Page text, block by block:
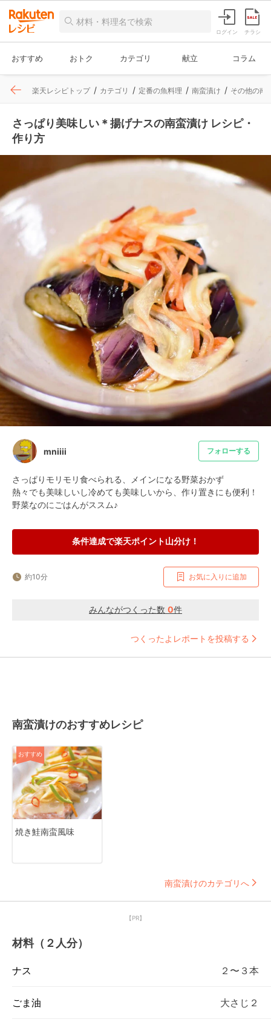
ログイン チラシ
おすすめ おトク カテゴリ 献立 コラム
楽天レシピトップ カテゴリ 定番の魚料理 南蛮漬け その他の南
さっぱり美味しい＊揚げナスの南蛮漬け レシピ・
作り方
mniiii フォローする
さっぱりモリモリ食べられる、メインになる野菜おかず
熱々でも美味しいし冷めても美味しいから、作り置きにも便利！
野菜なのにごはんがススム♪
条件達成で楽天ポイント山分け！
約10分 お気に入りに追加
みんながつくった数 0件
つくったよレポートを投稿する
南蛮漬けのおすすめレシピ
おすすめ
焼き鮭南蛮風味
南蛮漬けのカテゴリへ
【PR】
材料（２人分）
ナス ２〜３本
ごま油 大さじ２